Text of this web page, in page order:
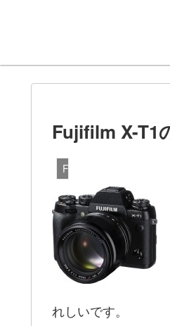
Fujifilm X-T1
Fujifilm X-T1
れしいです。